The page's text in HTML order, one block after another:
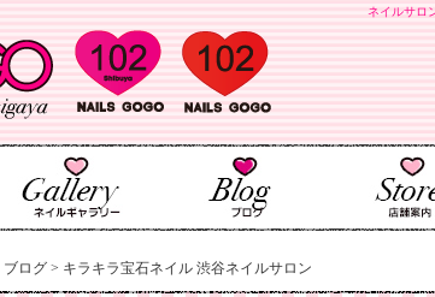
ネイルサロ
ブログ > キラキラ宝石ネイル 渋谷ネイルサロン